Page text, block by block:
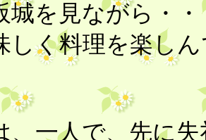
城を見ながら・・
しく料理を楽し
、一人で、先に